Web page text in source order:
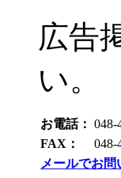
広告
い。
お電話： 048-
FAX：
048-
メールでお問